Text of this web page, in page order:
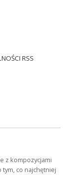
RSS
z kompozycjami
co najchętniej